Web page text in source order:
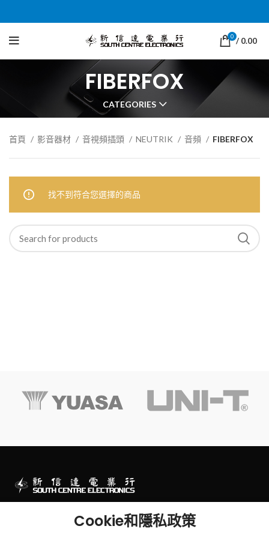
0 / 0.00
FIBERFOX
CATEGORIES
首頁 影音器材 音視頻插頭 NEUTRIK 音頻 FIBERFOX
找不到符合您選擇的商品
澳門一站式電子零件及工程產品專門店
Cookie和隱私政策